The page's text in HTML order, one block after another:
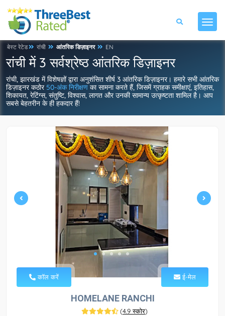
बेस्ट रेटेड रांची आंतरिक डिज़ाइनर EN
रांची में 3 सर्वश्रेष्ठ आंतरिक डिज़ाइनर
रांची, झारखंड में विशेषज्ञों द्वारा अनुशंसित शीर्ष 3 आंतरिक डिज़ाइनर। हमारे सभी आंतरिक
डिज़ाइनर कठोर 50-अंक निरीक्षण का सामना करते हैं, जिसमें ग्राहक समीक्षाएं, इतिहास,
शिकायत, रेटिंग्स, संतुष्टि, विश्वास, लागत और उनकी सामान्य उत्कृष्टता शामिल है। आप
सबसे बेहतरीन के ही हकदार हैं!
कॉल करें ई-मेल
HOMELANE RANCHI
(4.9 स्कोर)